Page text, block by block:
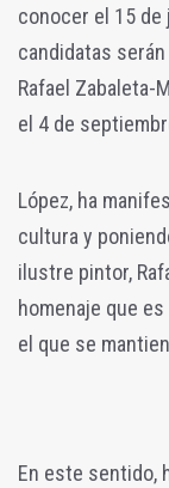
conocer el 15
candidatas
Rafael Zabaleta-
el 4 de
López, ha
cultura y
ilustre pintor,
homenaje que
el que se
En este sentido,